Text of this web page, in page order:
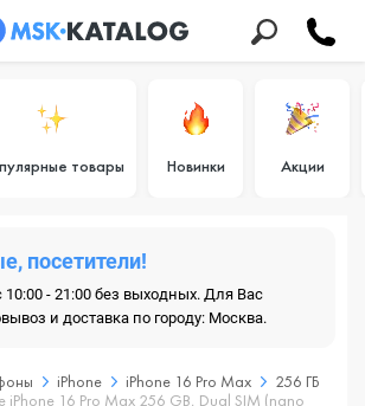
товары Новинки Акции
посетители!
- 21:00 без выходных. Для Вас
и доставка по городу: Москва.
iPhone iPhone 16 Pro Max
256 ГБ
16 Pro Max 256 GB, Dual SIM (nano